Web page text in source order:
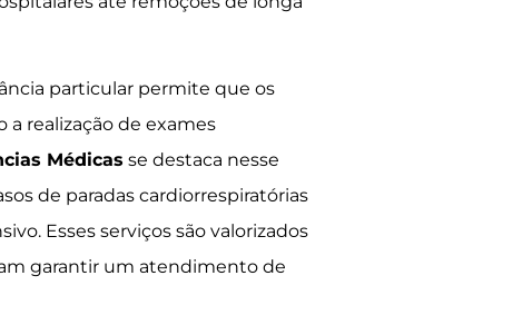
particular permite que os
realização de exames
Médicas se destaca nesse
de paradas cardiorrespiratórias
Esses serviços são valorizados
garantir um atendimento de